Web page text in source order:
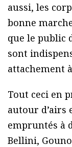
aussi, les
bonne
que le public
sont
attachement
Tout ceci en
autour d’airs
empruntés à
Bellini,